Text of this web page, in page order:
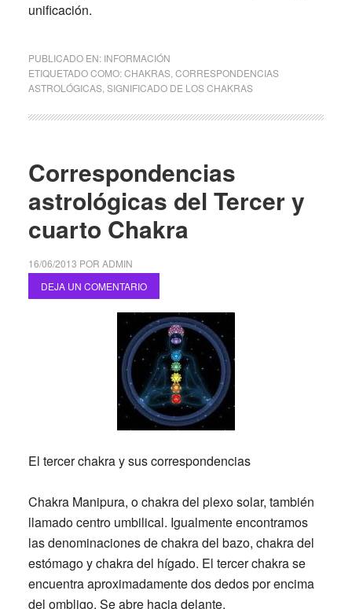
unificación.
PUBLICADO EN: INFORMACIÓN
ETIQUETADO COMO:CHAKRAS, CORRESPONDENCIAS
ASTROLÓGICAS, SIGNIFICADO DE LOS CHAKRAS
Correspondencias
astrológicas del Tercer y
cuarto Chakra
16/06/2013 POR ADMIN
DEJA UN COMENTARIO
El tercer chakra y sus correspondencias
Chakra Manipura, o chakra del plexo solar, también
llamado centro umbilical. Igualmente encontramos
las denominaciones de chakra del bazo, chakra del
estómago y chakra del hígado. El tercer chakra se
encuentra aproximadamente dos dedos por encima
del ombligo. Se abre hacia delante.